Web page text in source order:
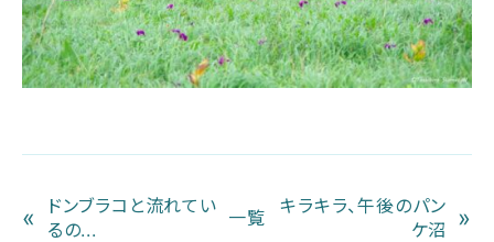
«
ドンブラコと流れてい
るの...
一覧
キラキラ、午後のパン
ケ沼
»